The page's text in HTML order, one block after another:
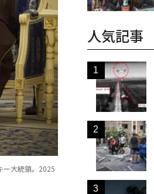
ー大統領。2025
人気記事